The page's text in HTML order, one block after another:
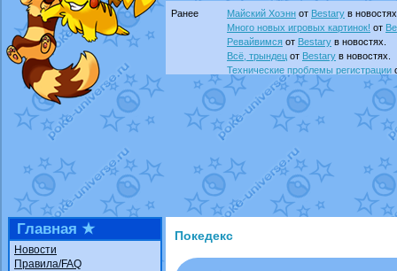
Ранее Майский Хоэнн от Bestary в
Много новых игровых картинок! от
Ревайвимся от Bestary в новостях.
Всё, трындец от Bestary в новостях.
Технические проблемы регистрации
доброе утро славянеот Dakkuв
Йолда и Мимикьюот MavisNyanCat
Недовольный котомангуст
от
The Dark Wishmakerот Randomon в
в
ilovearceus
Raging Boltот GraceDaFox
в
Shadow mismagius от
в
художник
от vicavica в фанарте.
Главная ★
Новости
Правила/FAQ
Покедекс